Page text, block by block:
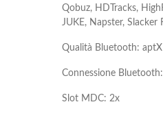
Qobuz, HDTracks,
JUKE, Napster, Slacker
Qualità Bluetooth:
Connessione
Slot MDC: 2x